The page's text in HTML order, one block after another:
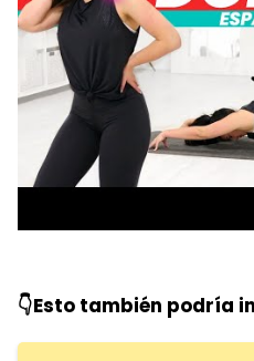
👇Esto también podría